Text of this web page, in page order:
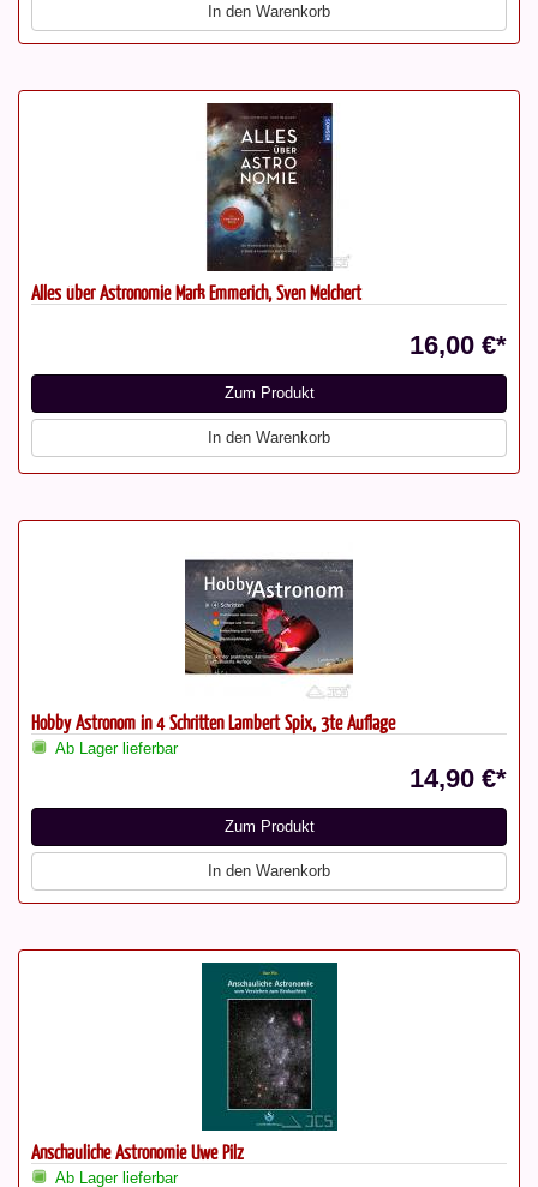
In den Warenkorb
Alles über Astronomie Mark Emmerich, Sven Melchert
16,00 €*
Zum Produkt
In den Warenkorb
Hobby Astronom in 4 Schritten Lambert Spix, 3te Auflage
Ab Lager lieferbar
14,90 €*
Zum Produkt
In den Warenkorb
Anschauliche Astronomie Uwe Pilz
Ab Lager lieferbar